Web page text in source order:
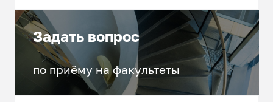
контрольно-надзорной
деятельности в сфере
транспортной безопасности
Административно-правовое
регулирование транспортной
Задать вопрос
по приёму на факультеты